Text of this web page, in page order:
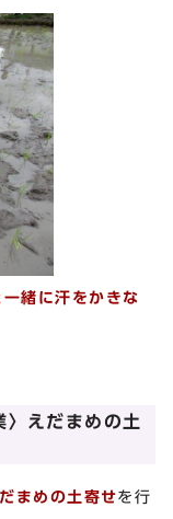
緒に汗をかきな
〉えだまめの土
まめの土寄せを行